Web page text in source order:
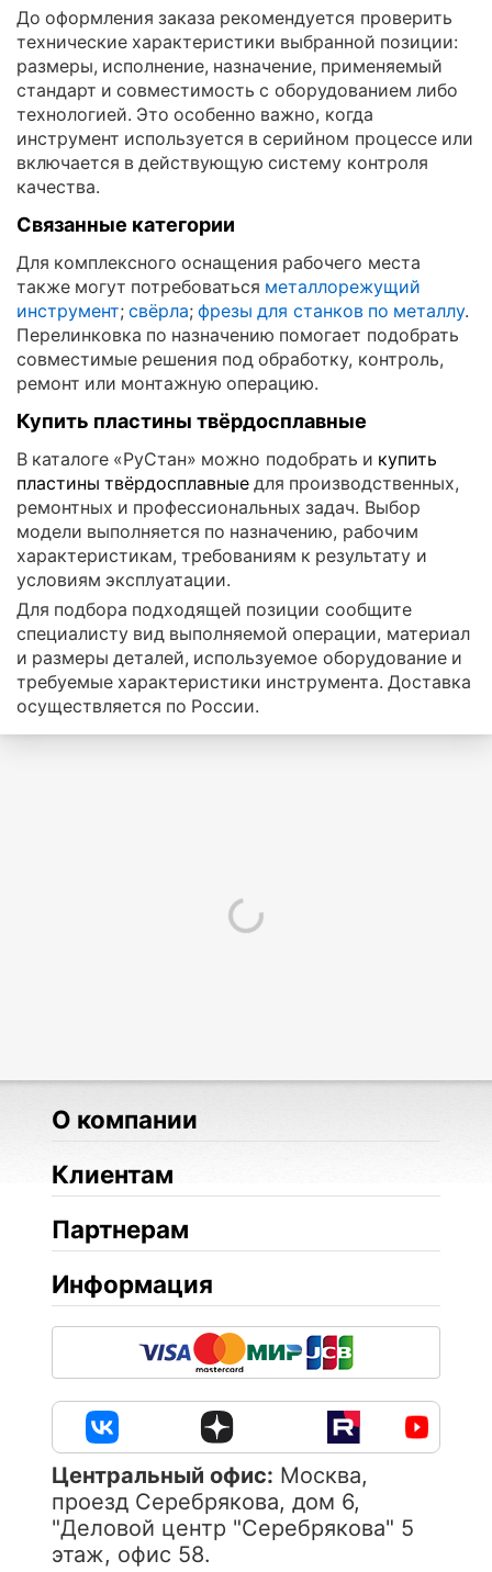
До оформления заказа рекомендуется проверить
технические характеристики выбранной позиции:
размеры, исполнение, назначение, применяемый
стандарт и совместимость с оборудованием либо
технологией. Это особенно важно, когда
инструмент используется в серийном процессе или
включается в действующую систему контроля
качества.
Связанные категории
Для комплексного оснащения рабочего места
также могут потребоваться металлорежущий
инструмент;свёрла;фрезы для станков по металлу.
Перелинковка по назначению помогает подобрать
совместимые решения под обработку, контроль,
ремонт или монтажную операцию.
Купить пластины твёрдосплавные
В каталоге «РуСтан» можно подобрать и купить
пластины твёрдосплавные для производственных,
ремонтных и профессиональных задач. Выбор
модели выполняется по назначению, рабочим
характеристикам, требованиям к результату и
условиям эксплуатации.
Для подбора подходящей позиции сообщите
специалисту вид выполняемой операции, материал
и размеры деталей, используемое оборудование и
требуемые характеристики инструмента. Доставка
осуществляется по России.
О компании
Клиентам
Партнерам
Информация
Центральный офис: Москва,
проезд Серебрякова, дом 6,
"Деловой центр "Серебрякова" 5
этаж, офис 58.